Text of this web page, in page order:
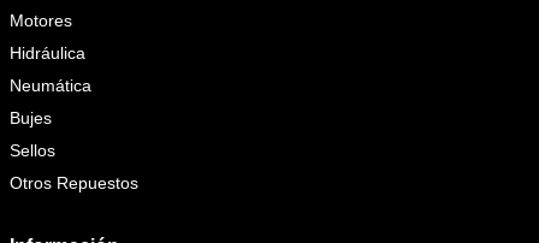
Motores
Hidráulica
Neumática
Bujes
Sellos
Otros Repuestos